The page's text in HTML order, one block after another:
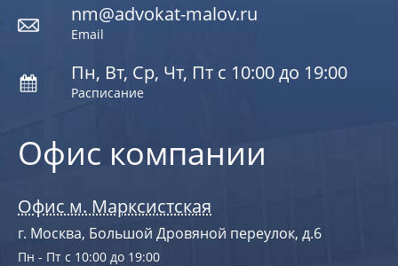
Офис компании
Офис м. Марксистская
г. Москва, Большой Дровяной переулок, д.6
Пн - Пт с 10:00 до 19:00
nm@advokat-malov.ru
Email
Пн, Вт, Ср, Чт, Пт с 10:00 до 19:00
Расписание